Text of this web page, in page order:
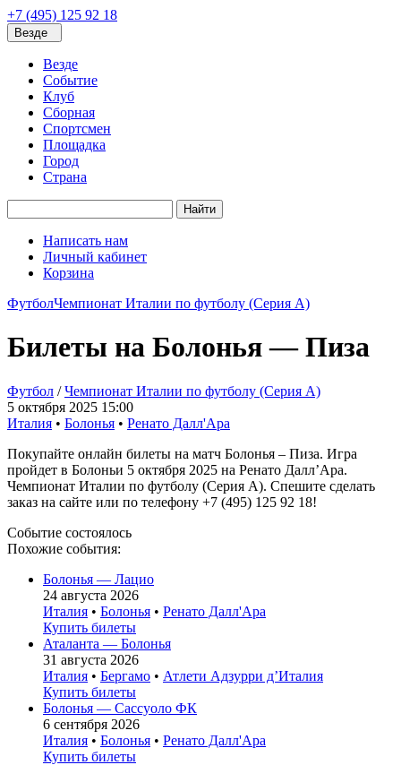
+7 (495) 125 92 18
Везде
Везде
Событие
Клуб
Сборная
Спортсмен
Площадка
Город
Страна
Найти
Написать нам
Личный кабинет
Корзина
ФутболЧемпионат Италии по футболу (Серия А)
Билеты на Болонья — Пиза
Футбол /Чемпионат Италии по футболу (Серия А)
5 октября 2025 15:00
Италия • Болонья • Ренато Далл'Ара
Покупайте онлайн билеты на матч Болонья – Пиза. Игра
пройдет в Болоньи 5 октября 2025 на Ренато Далл’Ара.
Чемпионат Италии по футболу (Серия А). Спешите сделать
заказ на сайте или по телефону +7 (495) 125 92 18!
Событие состоялось
Похожие события:
Болонья — Лацио
24 августа 2026
Италия • Болонья • Ренато Далл'Ара
Купить билеты
Аталанта — Болонья
31 августа 2026
Италия • Бергамо • Атлети Адзурри д’Италия
Купить билеты
Болонья — Сассуоло ФК
6 сентября 2026
Италия • Болонья • Ренато Далл'Ара
Купить билеты